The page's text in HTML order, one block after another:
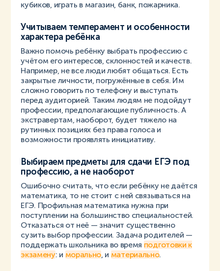
кубиков, играть в магазин, банк, пожарника.
Учитываем темперамент и особенности
характера ребёнка
Важно помочь ребёнку выбрать профессию с
учётом его интересов, склонностей и качеств.
Например, не все люди любят общаться. Есть
закрытые личности, погружённые в себя. Им
сложно говорить по телефону и выступать
перед аудиторией. Таким людям не подойдут
профессии, предполагающие публичность. А
экстравертам, наоборот, будет тяжело на
рутинных позициях без права голоса и
возможности проявлять инициативу.
Выбираем предметы для сдачи ЕГЭ под
профессию, а не наоборот
Ошибочно считать, что если ребёнку не даётся
математика, то не стоит с ней связываться на
ЕГЭ. Профильная математика нужна при
поступлении на большинство специальностей.
Отказаться от неё — значит существенно
сузить выбор профессии. Задача родителей —
поддержать школьника во время подготовки к
экзамену: и морально , и материально.